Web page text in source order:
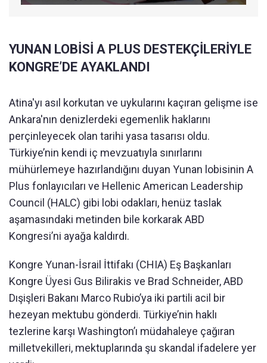
YUNAN LOBİSİ A PLUS DESTEKÇİLERİYLE
KONGRE’DE AYAKLANDI
Atina'yı asıl korkutan ve uykularını kaçıran gelişme ise
Ankara'nın denizlerdeki egemenlik haklarını
perçinleyecek olan tarihi yasa tasarısı oldu.
Türkiye’nin kendi iç mevzuatıyla sınırlarını
mühürlemeye hazırlandığını duyan Yunan lobisinin A
Plus fonlayıcıları ve Hellenic American Leadership
Council (HALC) gibi lobi odakları, henüz taslak
aşamasındaki metinden bile korkarak ABD
Kongresi’ni ayağa kaldırdı.
Kongre Yunan-İsrail İttifakı (CHIA) Eş Başkanları
Kongre Üyesi Gus Bilirakis ve Brad Schneider, ABD
Dışişleri Bakanı Marco Rubio’ya iki partili acil bir
hezeyan mektubu gönderdi. Türkiye’nin haklı
tezlerine karşı Washington’ı müdahaleye çağıran
milletvekilleri, mektuplarında şu skandal ifadelere yer